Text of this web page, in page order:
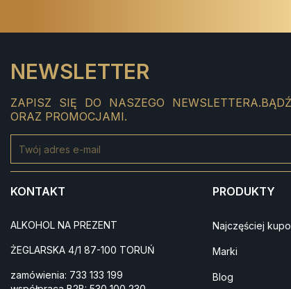
NEWSLETTER
ZAPISZ SIĘ DO NASZEGO
ORAZ PROMOCJAMI.
KONTAKT
ALKOHOL NA PREZENT
ŻEGLARSKA 4/1 87-100 TORUŃ
zamówienia: 733 133 199
PRODUKTY
Najczęściej
Marki
Blog